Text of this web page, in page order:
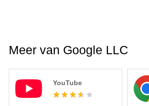
Meer van Google LLC
YouTube